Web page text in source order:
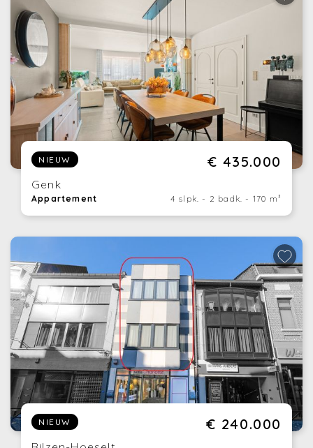
NIEUW € 435.000
Genk
Appartement 4 slpk. - 2 badk. - 170 m²
NIEUW € 240.000